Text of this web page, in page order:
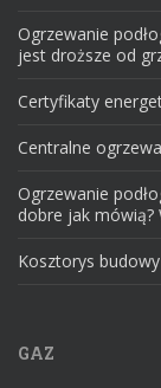
Ogrzewanie
jest droższe od
Certyfikaty
Centralne
Ogrzewanie
dobre jak mówią?
Kosztorys
GAZ